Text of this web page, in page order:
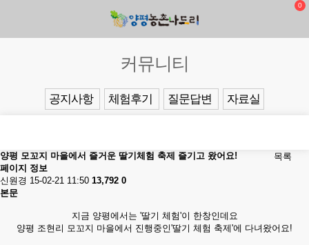
0
커뮤니티
공지사항 체험후기 질문답변 자료실
목록
양평 모꼬지 마을에서 즐거운 딸기체험 축제 즐기고 왔어요!
페이지 정보
신원경 15-02-21 11:50 13,792 0
본문
지금 양평에서는 '딸기 체험'이 한창인데요
양평 조현리 모꼬지 마을에서 진행중인'딸기 체험 축제'에 다녀왔어요!